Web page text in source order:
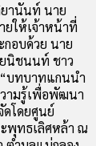
านันท์ นาย
ให้เจ้าหน้าที่
กอบด้วย นาย
ยนิชนนท์ ชาว
“บทบาทแกนนำ
ามรู้เพื่อพัฒนา
โดยศูนย์
พุทธเลิศหล้า ณ